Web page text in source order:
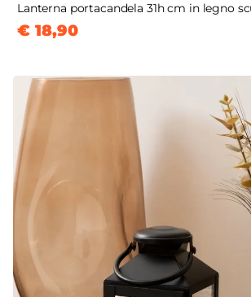
Lanterna portacandela 31h cm in legno
€ 18,90